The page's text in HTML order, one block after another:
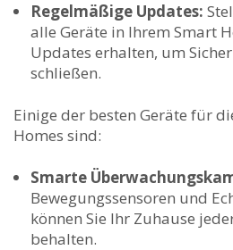
Regelmäßige ‌Updates:
alle⁣ Geräte ⁢in Ihrem‌ Smart
Updates ⁢erhalten, um
schließen.
Einige⁢ der⁤ besten Geräte ⁢für
Homes‌ sind:
Smarte
Bewegungssensoren und
⁤können Sie Ihr Zuhause
⁢behalten.